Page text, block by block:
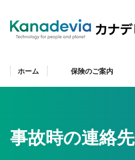
ホーム 保険のご案内
事故時の連絡先